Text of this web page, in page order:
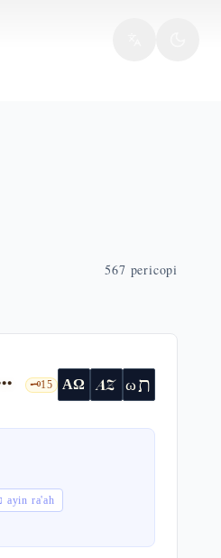
567 pericopi
generoso — Mt 6,19-24 🗝️15 ΑΩ AZ ωת
עין רעה ayin ra'ah